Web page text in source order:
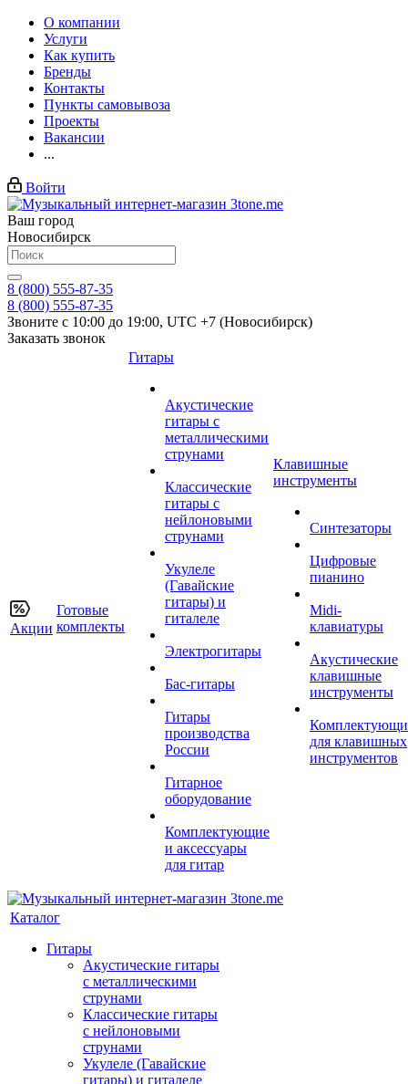
О компании
Услуги
Как купить
Бренды
Контакты
Пункты самовывоза
Проекты
Вакансии
...
Войти
Ваш город
Новосибирск
8 (800) 555-87-35
8 (800) 555-87-35
Звоните с 10:00 до 19:00, UTC +7 (Новосибирск)
Заказать звонок
Акции
Готовые
комплекты
Гитары
Акустические
гитары с
металлическими
струнами
Классические
гитары с
нейлоновыми
струнами
Укулеле
(Гавайские
гитары) и
гиталеле
Электрогитары
Бас-гитары
Гитары
производства
России
Гитарное
оборудование
Комплектующие
и аксессуары
для гитар
Клавишные
инструменты
Синтезаторы
Цифровые
пианино
Midi-
клавиатуры
Акустические
клавишные
инструменты
для клавишных
инструментов
Каталог
Гитары
Акустические гитары
с металлическими
струнами
Классические гитары
с нейлоновыми
струнами
Укулеле (Гавайские
гитары) и гиталеле